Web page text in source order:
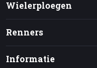
Wielerploegen
Renners
Informatie